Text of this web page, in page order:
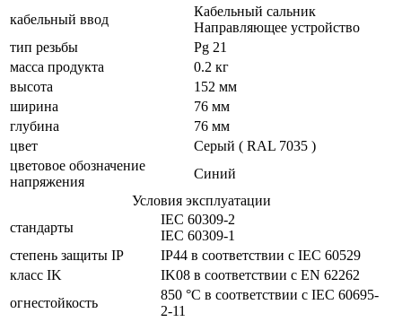
кабельный ввод
Кабельный сальник
Направляющее устройство
тип резьбы
Pg 21
масса продукта
0.2 кг
высота
152 мм
ширина
76 мм
глубина
76 мм
цвет
Серый ( RAL 7035 )
цветовое обозначение
напряжения
Синий
Условия эксплуатации
стандарты
IEC 60309-2
IEC 60309-1
cтепень защиты IP
IP44 в соответствии с IEC 60529
класс IK
IK08 в соответствии с EN 62262
огнестойкость
850 °C в соответствии с IEC 60695-
2-11